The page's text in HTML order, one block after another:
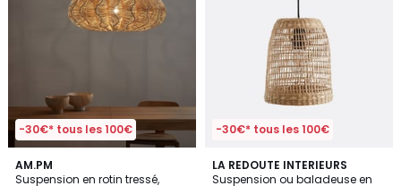
-30€* tous les 100€
AM.PM
Suspension en rotin tressé,
4,3
/ 5
-30€* tous les 100€
LA REDOUTE INTERIEURS
Suspension ou baladeuse en
3,9
/ 5